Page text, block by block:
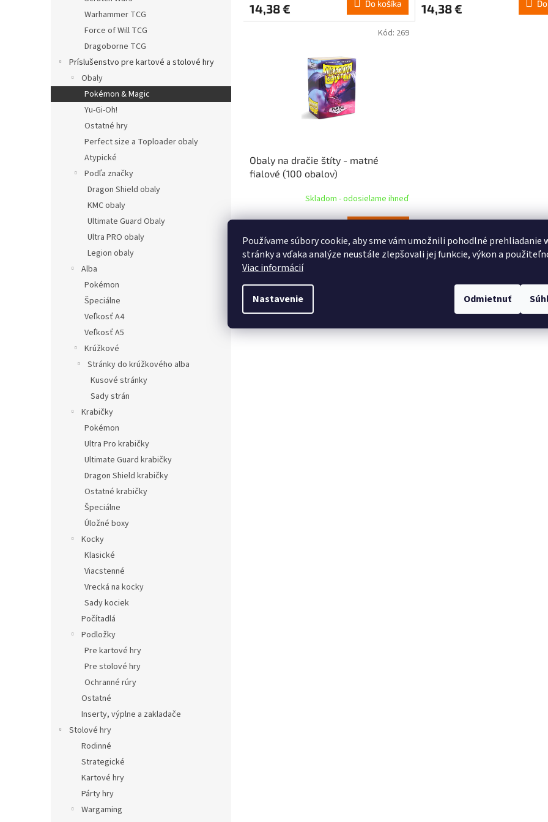
Používame súbory cookie, aby sme vám umožnili pohodlné prehliadanie
stránky a vďaka analýze neustále zlepšovali jej funkcie, výkon a
Viac informácií
Nastavenie Odmietnuť
Warhammer TCG
Force of Will TCG
Dragoborne TCG
Príslušenstvo pre kartové a stolové hry
Obaly
Pokémon & Magic
Yu-Gi-Oh!
Ostatné hry
Perfect size a Toploader obaly
Atypické
Podľa značky
Dragon Shield obaly
KMC obaly
Ultimate Guard Obaly
Ultra PRO obaly
Legion obaly
Alba
Pokémon
Špeciálne
Veľkosť A4
Veľkosť A5
Krúžkové
Stránky do krúžkového alba
Kusové stránky
Sady strán
Krabičky
Pokémon
Ultra Pro krabičky
Ultimate Guard krabičky
Dragon Shield krabičky
Ostatné krabičky
Špeciálne
Úložné boxy
Kocky
Klasické
Viacstenné
Vrecká na kocky
Sady kociek
Počítadlá
Podložky
Pre kartové hry
Pre stolové hry
Ochranné rúry
Ostatné
Inserty, výplne a zakladače
Stolové hry
Rodinné
Strategické
Kartové hry
Párty hry
Wargaming
14,38 € Do košíka 14,38 €
Obaly na dračie štíty - matné
fialové (100 obalov)
Skladom - odosielame ihneď
14,38 €
Kód: 269